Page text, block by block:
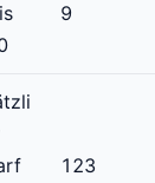
9
123